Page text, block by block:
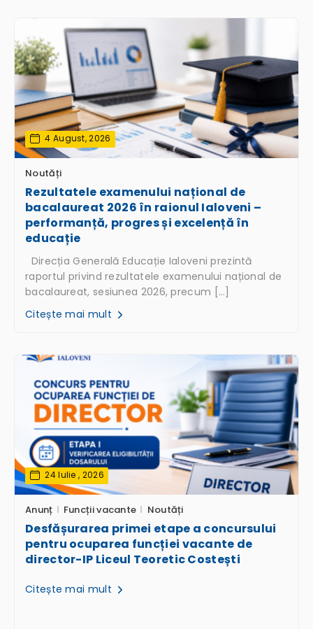
4 August, 2026
Noutăți
Rezultatele examenului național de
bacalaureat 2026 în raionul Ialoveni –
performanță, progres și excelență în
educație
Direcția Generală Educație Ialoveni prezintă
raportul privind rezultatele examenului național de
bacalaureat, sesiunea 2026, precum […]
Citește mai mult
24 Iulie , 2026
Anunț Funcții vacante Noutăți
Desfășurarea primei etape a concursului
pentru ocuparea funcției vacante de
director-IP Liceul Teoretic Costești
Citește mai mult